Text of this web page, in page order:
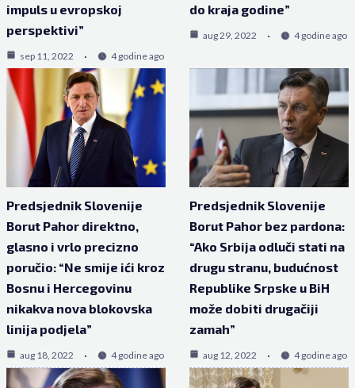
impuls u evropskoj
perspektivi”
sep 11, 2022 4 godine ago
do kraja godine”
aug 29, 2022 4 godine ago
Predsjednik Slovenije
Borut Pahor direktno,
glasno i vrlo precizno
poručio: “Ne smije ići kroz
Bosnu i Hercegovinu
nikakva nova blokovska
linija podjela”
aug 18, 2022 4 godine ago
Predsjednik Slovenije
Borut Pahor bez pardona:
“Ako Srbija odluči stati na
drugu stranu, budućnost
Republike Srpske u BiH
može dobiti drugačiji
zamah”
aug 12, 2022 4 godine ago